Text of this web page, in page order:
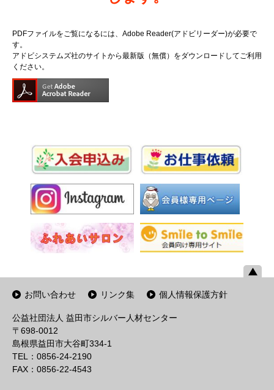
PDFファイルをご覧になるには、Adobe Reader(アドビリーダー)が必要で
す。
アドビシステムズ社のサイトから最新版（無償）をダウンロードしてご利用
ください。
お問い合わせ リンク集 個人情報保護方針
公益社団法人 益田市シルバー人材センター
〒698-0012
島根県益田市大谷町334-1
TEL：0856-24-2190
FAX：0856-22-4543